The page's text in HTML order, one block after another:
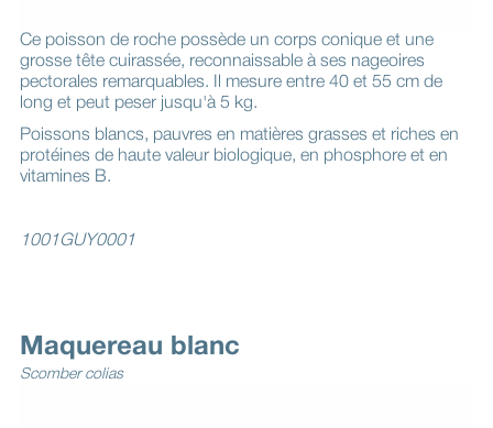
Ce poisson de roche possède un corps conique et une
grosse tête cuirassée, reconnaissable à ses nageoires
pectorales remarquables. Il mesure entre 40 et 55 cm de
long et peut peser jusqu'à 5 kg.
Poissons blancs, pauvres en matières grasses et riches en
protéines de haute valeur biologique, en phosphore et en
vitamines B.
1001GUY0001
Maquereau blanc
Scomber colias